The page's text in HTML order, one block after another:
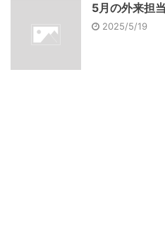
5月の外来担
2025/5/19